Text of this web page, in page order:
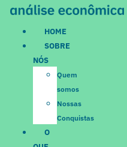
conteúdo
HOME
SOBRE
NÓS
Quem
somos
Nossas
Conquistas
O